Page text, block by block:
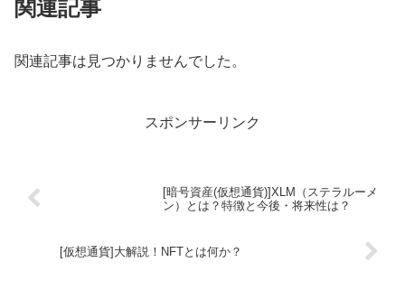
関連記事
関連記事は見つかりませんでした。
スポンサーリンク
[暗号資産(仮想通貨)]XLM（ステラルーメ
ン）とは？特徴と今後・将来性は？
[仮想通貨]大解説！NFTとは何か？